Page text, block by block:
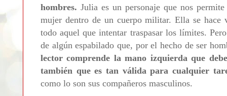
hombres. Julia es un personaje que nos
mujer dentro de un cuerpo militar. Ella se hace
todo aquel que intentar traspasar los límites.
de algún espabilado que, por el hecho de ser
lector comprende la mano izquierda que
también que es tan válida para cualquier
como lo son sus compañeros masculinos.